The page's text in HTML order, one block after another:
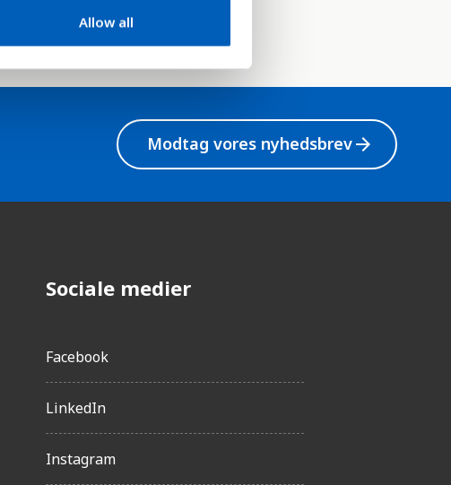
Allow all
Modtag vores nyhedsbrevarrow_forward
Sociale medier
Facebook
LinkedIn
Instagram